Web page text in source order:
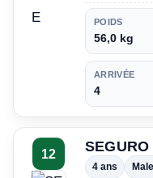
POIDS
56,0 kg
ARRIVÉE
4
12 SEGURO
4 ans